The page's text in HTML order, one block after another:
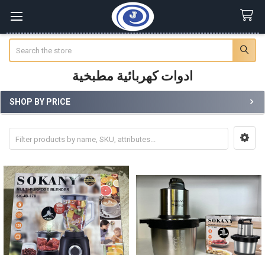
ادوات كهربائية مطبخية
Sidebar
SHOP BY PRICE